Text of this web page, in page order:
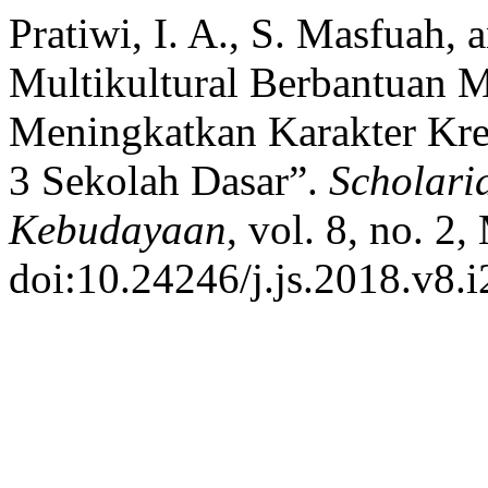
Pratiwi, I. A., S. Masfuah,
Multikultural Berbantuan
Meningkatkan Karakter
3 Sekolah Dasar”.
Kebudayaan, vol. 8, no. 2,
doi:10.24246/